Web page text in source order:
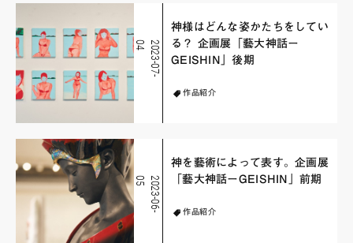
2
0
2
3
-
0
7
-
0
4
神様はどんな姿かたちをしてい
る？ 企画展「藝大神話ー
GEISHIN」後期
作品紹介
2
0
2
3
-
0
6
-
0
5
神を藝術によって表す。企画展
「藝大神話ーGEISHIN」前期
作品紹介